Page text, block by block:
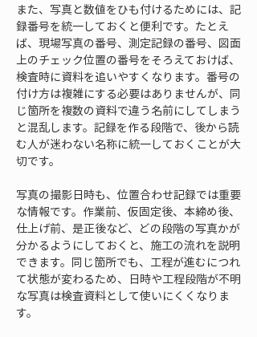
また、写真と数値をひも付けるためには、記
録番号を統一しておくと便利です。たとえ
ば、現場写真の番号、測定記録の番号、図面
上のチェック位置の番号をそろえておけば、
検査時に資料を追いやすくなります。番号の
付け方は複雑にする必要はありませんが、同
じ箇所を複数の資料で違う名前にしてしまう
と混乱します。記録を作る段階で、後から読
む人が迷わない名称に統一しておくことが大
切です。
写真の撮影日時も、位置合わせ記録では重要
な情報です。作業前、仮固定後、本締め後、
仕上げ前、是正後など、どの段階の写真かが
分かるようにしておくと、施工の流れを説明
できます。同じ箇所でも、工程が進むにつれ
て状態が変わるため、日時や工程段階が不明
な写真は検査資料として使いにくくなりま
す。